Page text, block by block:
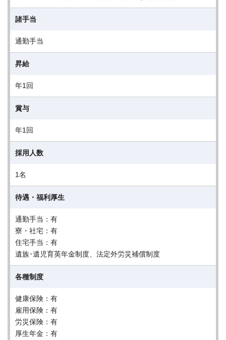
諸手当
通勤手当
昇給
年1回
賞与
年1回
採用人数
1名
待遇・福利厚生
通勤手当：有
寮・社宅：有
住宅手当：有
遺族･遺児育英年金制度、法定外労災補償制度
各種制度
健康保険：有
雇用保険：有
労災保険：有
厚生年金：有